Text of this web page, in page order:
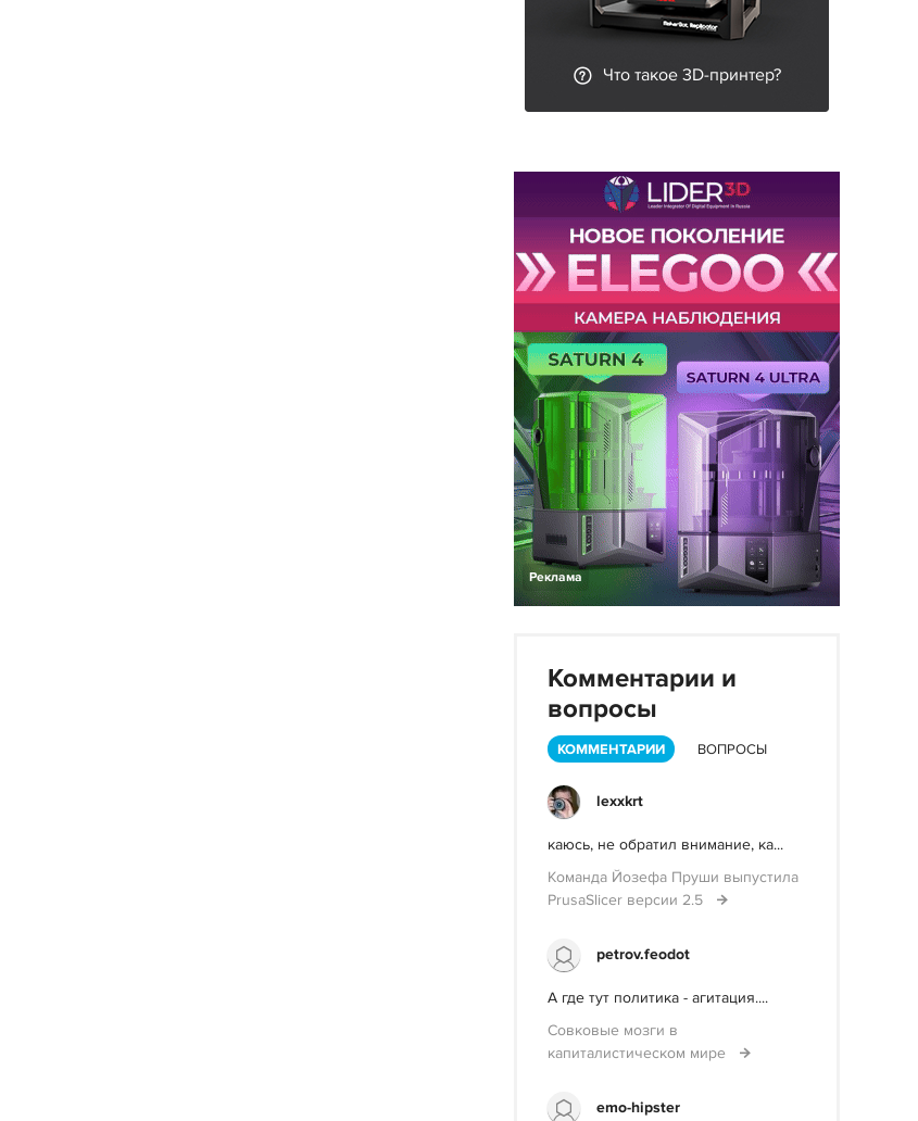
Что такое 3D-принтер?
Реклама
Комментарии и
вопросы
КОММЕНТАРИИ ВОПРОСЫ
lexxkrt
каюсь, не обратил внимание, ка...
Команда Йозефа Пруши выпустила
PrusaSlicer версии 2.5
petrov.feodot
А где тут политика - агитация....
Совковые мозги в
капиталистическом мире
emo-hipster